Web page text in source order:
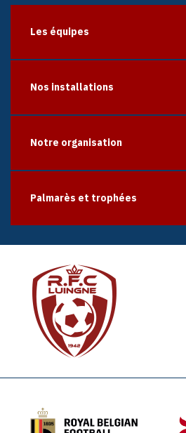
Les équipes
Nos installations
Notre organisation
Palmarès et trophées